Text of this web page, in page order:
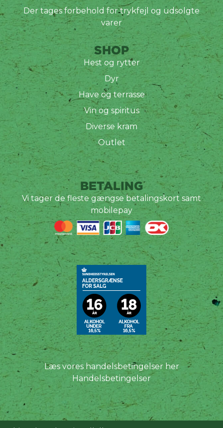
Der tages forbehold for trykfejl og udsolgte
varer
SHOP
Hest og rytter
Dyr
Have og terrasse
Vin og spiritus
Diverse kram
Outlet
BETALING
Vi tager de fleste gængse betalingskort samt
mobilepay
Læs vores handelsbetingelser her
Handelsbetingelser